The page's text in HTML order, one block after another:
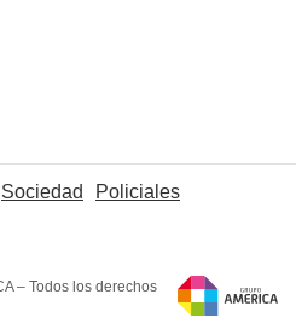
Sociedad
Policiales
– Todos los derechos